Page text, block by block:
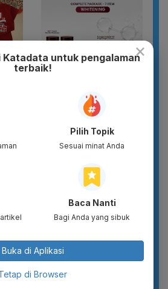
Complete Package -
Puragen hybright-XT ( 7
ITEM ) - DAVIENA
sandal pria terbaru.
×
Katadata untuk pengalaman
terbaik!
Pilih Topik
Sesuai minat Anda
Baca Nanti
Bagi Anda yang sibuk
Buka di Aplikasi
di Browser